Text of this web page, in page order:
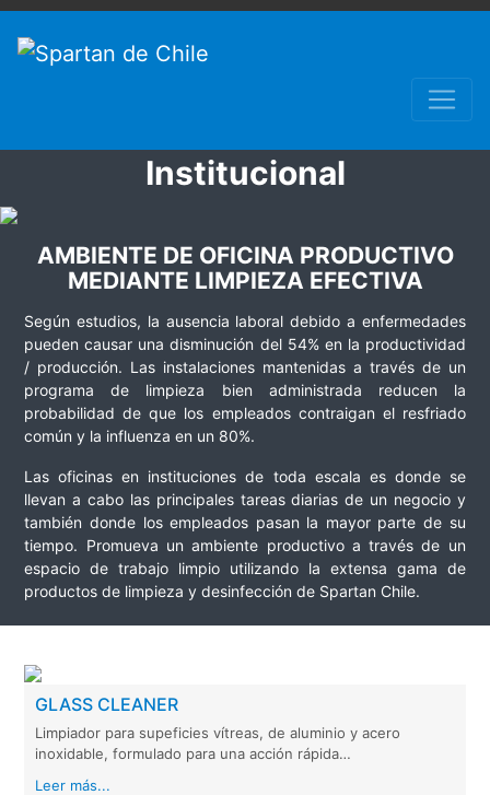
Institucional
AMBIENTE DE OFICINA PRODUCTIVO
MEDIANTE LIMPIEZA EFECTIVA
Según estudios, la ausencia laboral debido a enfermedades
pueden causar una disminución del 54% en la productividad
/ producción. Las instalaciones mantenidas a través de un
programa de limpieza bien administrada reducen la
probabilidad de que los empleados contraigan el resfriado
común y la influenza en un 80%.
Las oficinas en instituciones de toda escala es donde se
llevan a cabo las principales tareas diarias de un negocio y
también donde los empleados pasan la mayor parte de su
tiempo. Promueva un ambiente productivo a través de un
espacio de trabajo limpio utilizando la extensa gama de
productos de limpieza y desinfección de Spartan Chile.
GLASS CLEANER
Limpiador para supeficies vítreas, de aluminio y acero
inoxidable, formulado para una acción rápida…
Leer más...